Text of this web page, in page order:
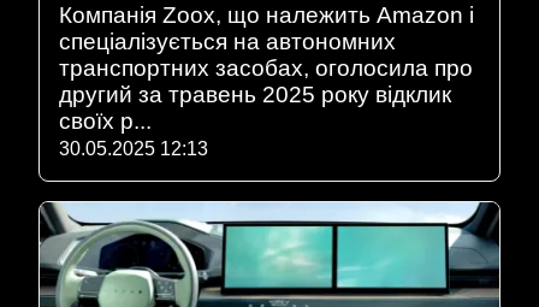
Компанія Zoox, що належить Amazon і
спеціалізується на автономних
транспортних засобах, оголосила про
другий за травень 2025 року відклик
своїх р...
30.05.2025 12:13